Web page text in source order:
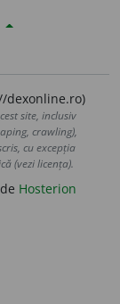
dexonline.ro)
site, inclusiv
crawling),
cu excepția
(vezi licența).
Hosterion